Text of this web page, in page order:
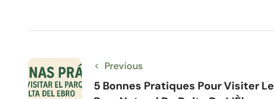
Previous
5 Bonnes Pratiques Pour Visiter Le